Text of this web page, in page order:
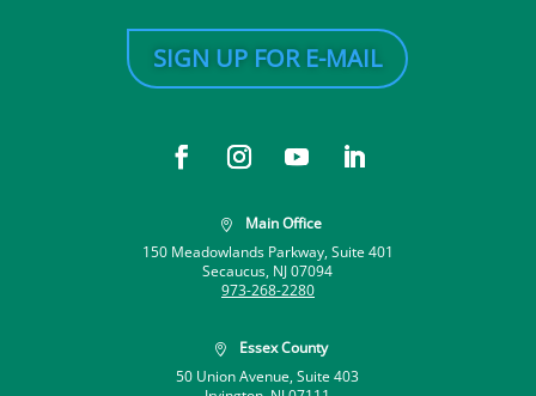
SIGN UP FOR E-MAIL

Main Office
150 Meadowlands Parkway, Suite 401
Secaucus, NJ 07094
973-268-2280

Essex County
50 Union Avenue, Suite 403